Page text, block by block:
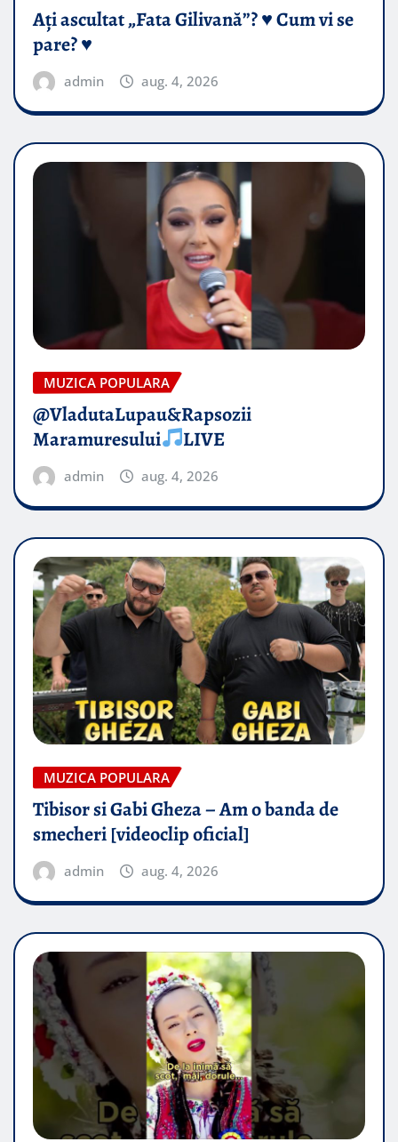
Ați ascultat „Fata Gilivană”? ♥️ Cum vi se
pare? ♥️
admin aug. 4, 2026
MUZICA POPULARA
@VladutaLupau&Rapsozii
Maramuresului
LIVE
admin aug. 4, 2026
MUZICA POPULARA
Tibisor si Gabi Gheza – Am o banda de
smecheri [videoclip oficial]
admin aug. 4, 2026